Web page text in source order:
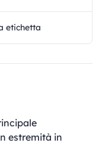
etichetta
estremità in